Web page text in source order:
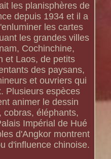
les planisphères de
depuis 1934 et il a
les cartes
les grandes villes
Cochinchine,
et Laos, de petits
des paysans,
et ouvriers qui
Plusieurs espèces
animer le dessin
cobras, éléphants,
Impérial de Hué
d'Angkor montrent
d'influence chinoise.